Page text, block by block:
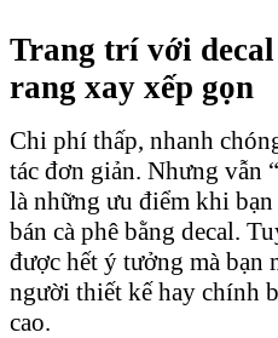
Trang trí với decal
rang xay xếp gọn
Chi phí thấp, nhanh
tác đơn giản. Nhưng vẫn
là những ưu điểm khi
bán cà phê bằng decal.
được hết ý tưởng mà
người thiết kế hay chính
cao.